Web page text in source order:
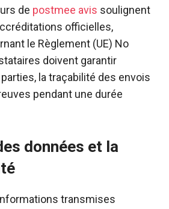
de postmee avis soulignent
officielles,
le Règlement (UE) No
doivent garantir
la traçabilité des envois
pendant une durée
données et la
transmises